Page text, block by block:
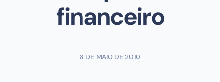
financeiro
8 DE MAIO DE 2010